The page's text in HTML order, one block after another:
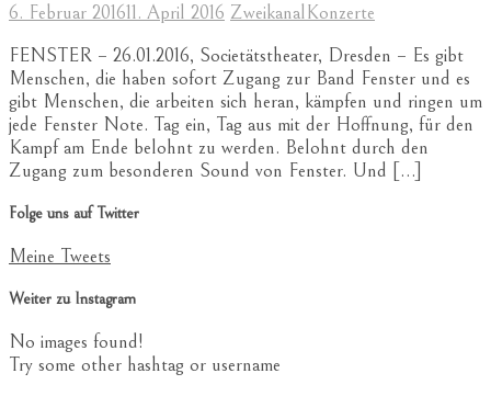
6. Februar 201611. April 2016 ZweikanalKonzerte
FENSTER – 26.01.2016, Societätstheater, Dresden – Es gibt
Menschen, die haben sofort Zugang zur Band Fenster und es
gibt Menschen, die arbeiten sich heran, kämpfen und ringen um
jede Fenster Note. Tag ein, Tag aus mit der Hoffnung, für den
Kampf am Ende belohnt zu werden. Belohnt durch den
Zugang zum besonderen Sound von Fenster. Und […]
Folge uns auf Twitter
Meine Tweets
Weiter zu Instagram
No images found!
Try some other hashtag or username